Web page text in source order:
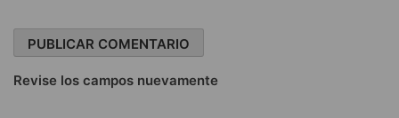
Revise los campos nuevamente